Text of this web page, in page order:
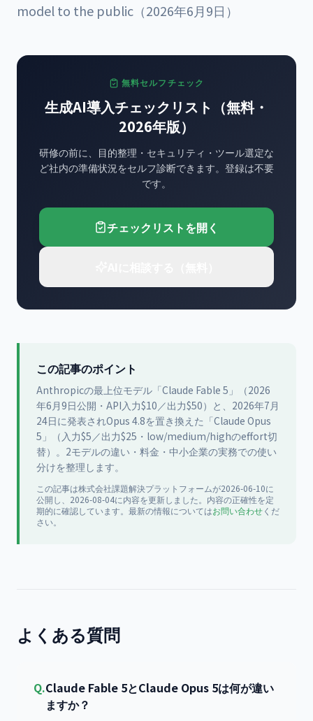
model to the public（2026年6月9日）
無料セルフチェック
生成AI導入チェックリスト（無料・
2026年版）
研修の前に、目的整理・セキュリティ・ツール選定な
ど社内の準備状況をセルフ診断できます。登録は不要
です。
チェックリストを開く
この記事のポイント
Anthropicの最上位モデル「Claude Fable 5」（2026
年6月9日公開・API入力$10／出力$50）と、2026年7月
24日に発表されOpus 4.8を置き換えた「Claude Opus
5」（入力$5／出力$25・low/medium/highのeffort切
替）。2モデルの違い・料金・中小企業の実務での使い
分けを整理します。
この記事は株式会社課題解決プラットフォームが2026-06-10に
公開し、2026-08-04に内容を更新しました。内容の正確性を定
期的に確認しています。最新の情報についてはお問い合わせくだ
さい。
よくある質問
Q.Claude Fable 5とClaude Opus 5は何が違い
ますか？